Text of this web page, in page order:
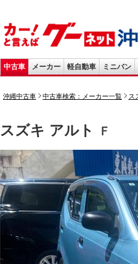
中古車 メーカー 軽自動車 ミニバン
沖縄中古車 中古車検索：メーカー一覧 ス
スズキ アルト Ｆ